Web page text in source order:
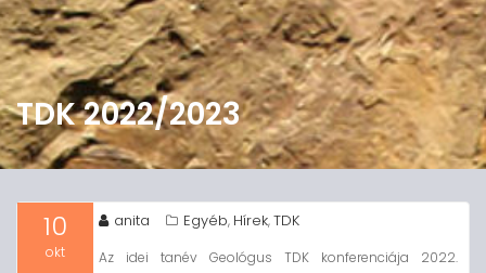
TDK 2022/2023
10
okt
anita Egyéb, Hírek,TDK
Az idei tanév Geológus TDK konferenciája 2022.